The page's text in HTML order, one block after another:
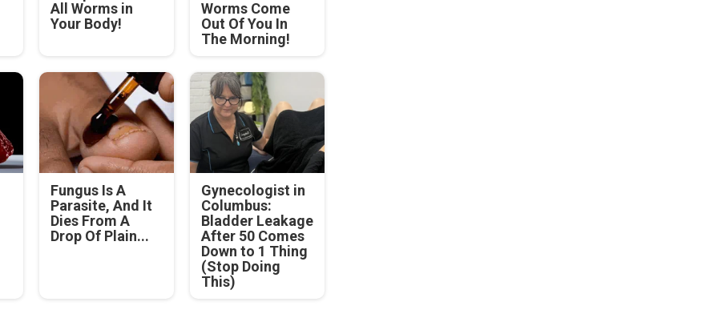
All Worms in
Your Body!
Worms Come
Out Of You In
The Morning!
Fungus Is A
Parasite, And It
Dies From A
Drop Of Plain...
Gynecologist in
Columbus:
Bladder Leakage
After 50 Comes
Down to 1 Thing
(Stop Doing
This)